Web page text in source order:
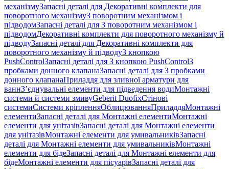
механізмуЗапасні деталі для Декоративні комплекти для
поворотного механізмуЗ поворотним механізмом і
підводомЗапасні деталі для З поворотним механізмом і
підводомДекоративні комплекти для поворотного механізму й
підводуЗапасні деталі для Декоративні комплекти для
поворотного механізму й підводуЗ кнопкою
PushControlЗапасні деталі для З кнопкою PushControlЗ
пробками донного клапанаЗапасні деталі для З пробками
донного клапанаПриладдя для зливної арматури для
ваннЗ’єднувальні елементи для підведення водиМонтажні
системи й системи змивуGeberit DuofixСтінові
системиСистеми кріпленняОблицюванняПриладдяМонтажні
елементиЗапасні деталі для Монтажні елементиМонтажні
елементи для унітазівЗапасні деталі для Монтажні елементи
для унітазівМонтажні елементи для умивальниківЗапасні
деталі для Монтажні елементи для умивальниківМонтажні
елементи для бідеЗапасні деталі для Монтажні елементи для
бідеМонтажні елементи для пісуарівЗапасні деталі для